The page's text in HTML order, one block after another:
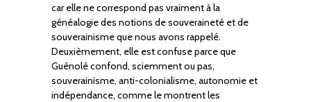
car elle ne correspond pas vraiment à la
généalogie des notions de souveraineté et de
souverainisme que nous avons rappelé.
Deuxièmement, elle est confuse parce que
Guénolé confond, sciemment ou pas,
souverainisme, anti-colonialisme, autonomie et
indépendance, comme le montrent les